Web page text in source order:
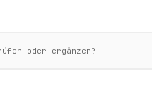
oder ergänzen?